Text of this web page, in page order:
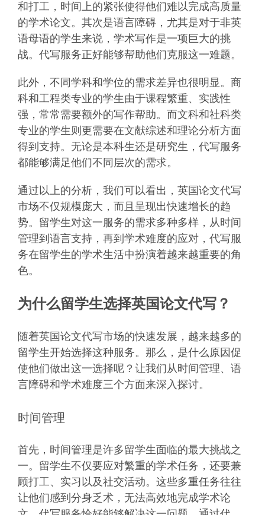
和打工，时间上的紧张使得他们难以完成高质量
的学术论文。其次是语言障碍，尤其是对于非英
语母语的学生来说，学术写作是一项巨大的挑
战。代写服务正好能够帮助他们克服这一难题。
此外，不同学科和学位的需求差异也很明显。商
科和工程类专业的学生由于课程繁重、实践性
强，常常需要额外的写作帮助。而文科和社科类
专业的学生则更需要在文献综述和理论分析方面
得到支持。无论是本科生还是研究生，代写服务
都能够满足他们不同层次的需求。
通过以上的分析，我们可以看出，英国论文代写
市场不仅规模庞大，而且呈现出快速增长的趋
势。留学生对这一服务的需求多种多样，从时间
管理到语言支持，再到学术难度的应对，代写服
务在留学生的学术生活中扮演着越来越重要的角
色。
为什么留学生选择英国论文代写？
随着英国论文代写市场的快速发展，越来越多的
留学生开始选择这种服务。那么，是什么原因促
使他们做出这一选择呢？让我们从时间管理、语
言障碍和学术难度三个方面来深入探讨。
时间管理
首先，时间管理是许多留学生面临的最大挑战之
一。留学生不仅要应对繁重的学术任务，还要兼
顾打工、实习以及社交活动。这些多重任务往往
让他们感到分身乏术，无法高效地完成学术论